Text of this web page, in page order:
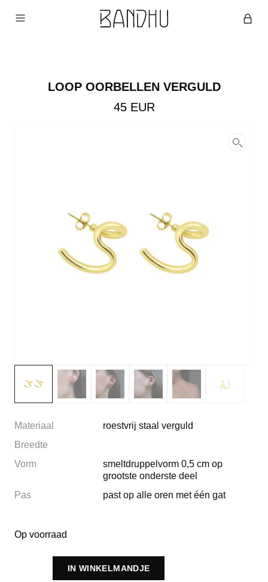
LOOP OORBELLEN VERGULD
45EUR
Materiaal
roestvrij staal verguld
Breedte
Vorm
smeltdruppelvorm 0,5 cm op
grootste onderste deel
Pas
past op alle oren met één gat
Op voorraad
IN WINKELMANDJE